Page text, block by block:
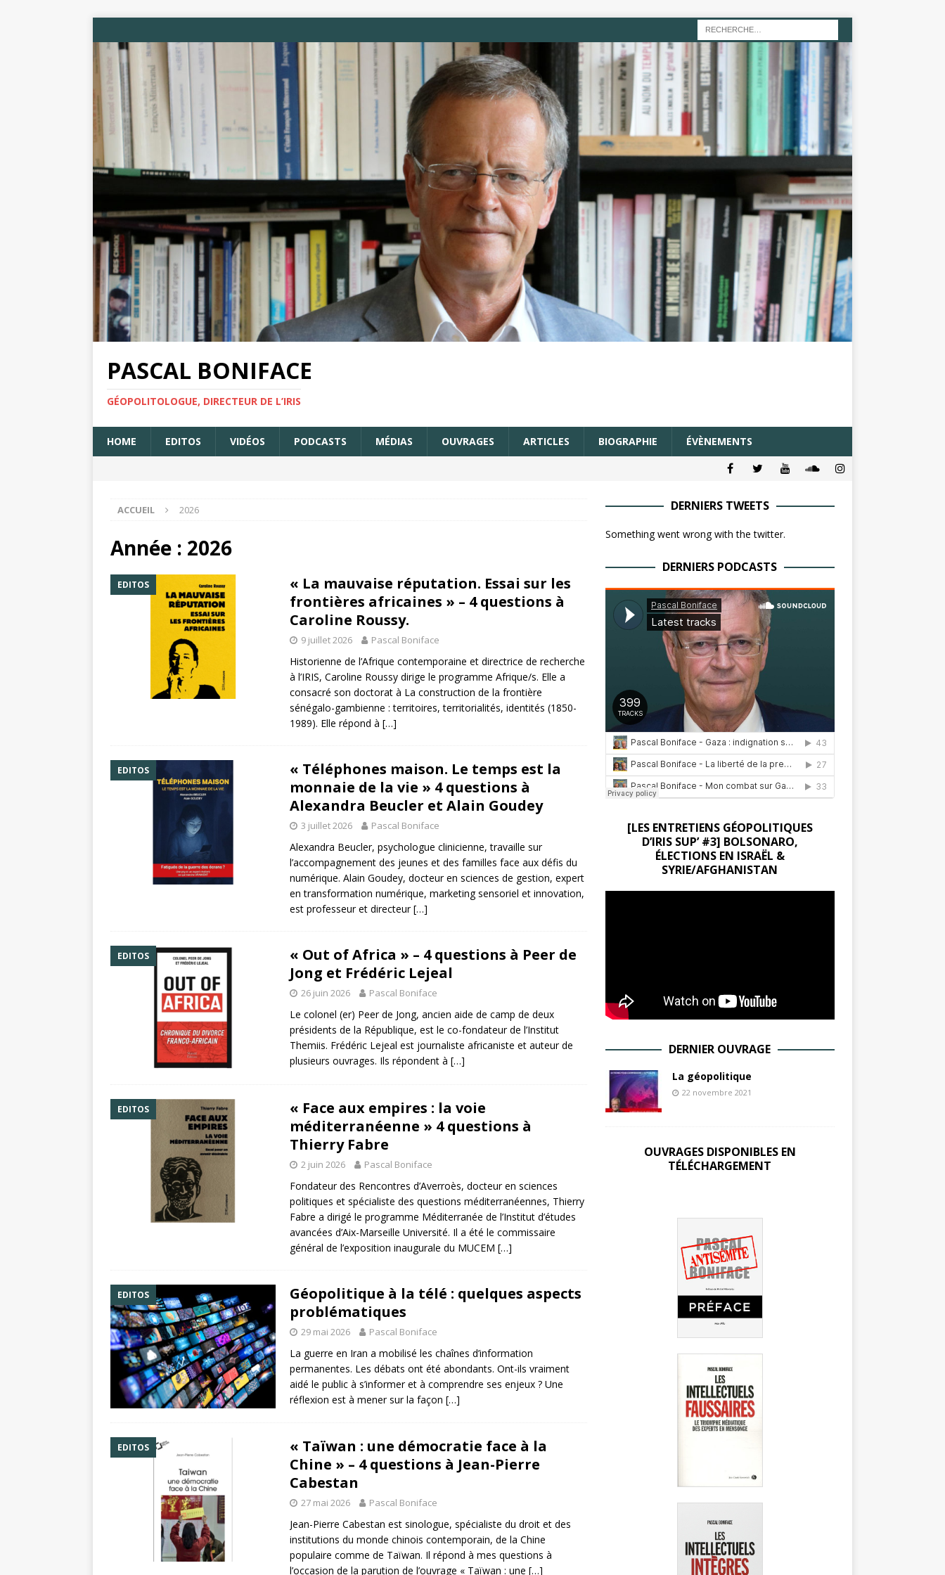
PASCAL BONIFACE
GÉOPOLITOLOGUE, DIRECTEUR DE L’IRIS
HOME EDITOS VIDÉOS PODCASTS MÉDIAS OUVRAGES ARTICLES BIOGRAPHIE ÉVÈNEMENTS
ACCUEIL 2026
Année : 2026
EDITOS
« La mauvaise réputation. Essai sur les
frontières africaines » – 4 questions à
Caroline Roussy.
9 juillet 2026 Pascal Boniface
Historienne de l’Afrique contemporaine et directrice de recherche
à l’IRIS, Caroline Roussy dirige le programme Afrique/s. Elle a
consacré son doctorat à La construction de la frontière
sénégalo-gambienne : territoires, territorialités, identités (1850-
1989). Elle répond à […]
EDITOS
« Téléphones maison. Le temps est la
monnaie de la vie » 4 questions à
Alexandra Beucler et Alain Goudey
3 juillet 2026 Pascal Boniface
Alexandra Beucler, psychologue clinicienne, travaille sur
l’accompagnement des jeunes et des familles face aux défis du
numérique. Alain Goudey, docteur en sciences de gestion, expert
en transformation numérique, marketing sensoriel et innovation,
est professeur et directeur[…]
EDITOS
« Out of Africa » – 4 questions à Peer de
Jong et Frédéric Lejeal
26 juin 2026 Pascal Boniface
Le colonel (er) Peer de Jong, ancien aide de camp de deux
présidents de la République, est le co-fondateur de l’Institut
Themiis. Frédéric Lejeal est journaliste africaniste et auteur de
plusieurs ouvrages. Ils répondent à […]
EDITOS
« Face aux empires : la voie
méditerranéenne » 4 questions à
Thierry Fabre
2 juin 2026 Pascal Boniface
Fondateur des Rencontres d’Averroès, docteur en sciences
politiques et spécialiste des questions méditerranéennes, Thierry
Fabre a dirigé le programme Méditerranée de l’Institut d’études
avancées d’Aix-Marseille Université. Il a été le commissaire
général de l’exposition inaugurale du MUCEM […]
EDITOS
Géopolitique à la télé : quelques aspects
problématiques
29 mai 2026 Pascal Boniface
La guerre en Iran a mobilisé les chaînes d’information
permanentes. Les débats ont été abondants. Ont-ils vraiment
aidé le public à s’informer et à comprendre ses enjeux ? Une
réflexion est à mener sur la façon […]
EDITOS
« Taïwan : une démocratie face à la
Chine » – 4 questions à Jean-Pierre
Cabestan
27 mai 2026 Pascal Boniface
Jean-Pierre Cabestan est sinologue, spécialiste du droit et des
institutions du monde chinois contemporain, de la Chine
populaire comme de Taïwan. Il répond à mes questions à
l’occasion de la parution de l’ouvrage « Taïwan : une […]
DERNIERS TWEETS
Something went wrong with the twitter.
DERNIERS PODCASTS
[LES ENTRETIENS GÉOPOLITIQUES
D’IRIS SUP’ #3] BOLSONARO,
ÉLECTIONS EN ISRAËL &
SYRIE/AFGHANISTAN
DERNIER OUVRAGE
La géopolitique
22 novembre 2021
OUVRAGES DISPONIBLES EN
TÉLÉCHARGEMENT